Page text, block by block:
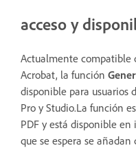
acceso y
Actualmente compatible
Acrobat, la función
disponible para usuarios
Pro y Studio.La función
PDF y está disponible
que se espera se